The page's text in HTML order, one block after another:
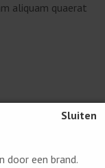
aliquam quaerat
een brand.